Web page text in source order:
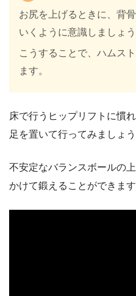
お尻を上げるときに、背
いくように意識しましょう
こうすることで、ハムス
ます。
床で行うヒップリフトに慣
足を置いて行ってみましょう
不安定なバランスボールの
かけて鍛えることができます